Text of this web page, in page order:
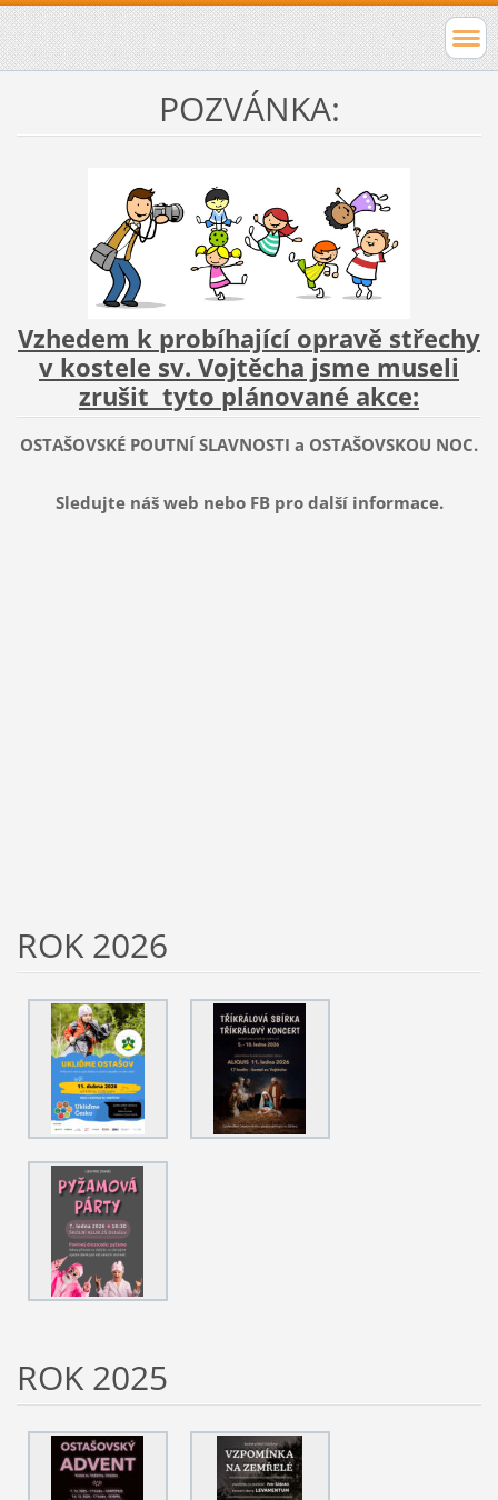
POZVÁNKA:
Vzhedem k probíhající opravě střechy
v kostele sv. Vojtěcha jsme museli
zrušit tyto plánované akce:
OSTAŠOVSKÉ POUTNÍ SLAVNOSTI a OSTAŠOVSKOU NOC.
Sledujte náš web nebo FB pro další informace.
ROK 2026
ROK 2025